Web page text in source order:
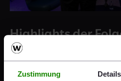
Zustimmung Details
Highlights der
Ethische Standards in